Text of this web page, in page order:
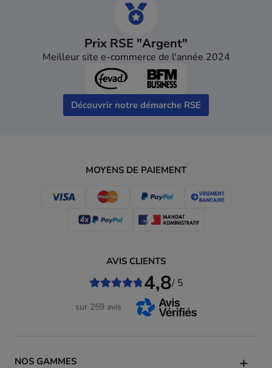
Prix RSE "Argent"
Meilleur site e-commerce de l'année 2024
Découvrir notre démarche RSE
MOYENS DE PAIEMENT
NOS GAMMES
AVIS CLIENTS
4,8/ 5
sur 259 avis